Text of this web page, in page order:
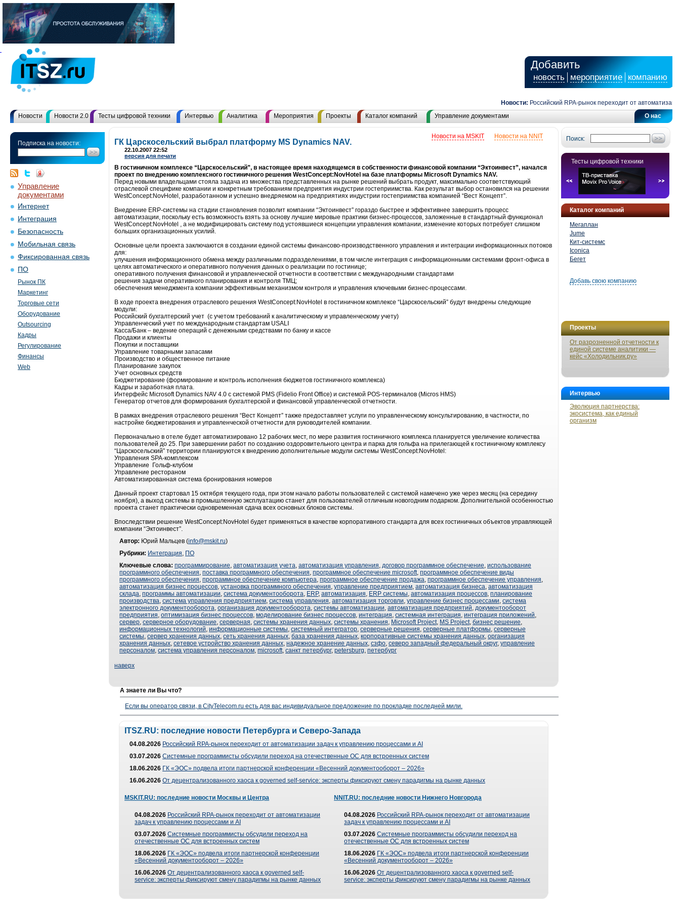
Добавить
новость мероприятие компанию
Новости: Российский RPA-рынок переходит от автоматизации
О нас
Новости Новости 2.0 Тесты цифровой техники Интервью Аналитика Мероприятия Проекты Каталог компаний Управление документами
Подписка на новости:
Управление
документами
Интернет
Интеграция
Безопасность
Мобильная связь
Фиксированная связь
ПО
Рынок ПК
Маркетинг
Торговые сети
Оборудование
Outsourcing
Кадры
Регулирование
Финансы
Web
Поиск:
Тесты цифровой техники
Каталог компаний
Мегаплан
Jume
Кит-системс
Iconica
Бегет
Добавь свою компанию
Проекты
От разрозненной отчетности к
единой системе аналитики —
кейс «Холодильник.ру»
Интервью
Эволюция партнерства:
экосистема, как единый
организм
Новости на NNIT
Новости на MSKIT
ГК Царскосельский выбрал платформу MS Dynamics NAV.
22.10.2007 22:52
версия для печати
В гостиничном комплексе “Царскосельский”, в настоящее время находящемся в собственности финансовой компании “Эктоинвест”, начался
проект по внедрению комплексного гостиничного решения WestConcept:NovHotel на базе платформы Microsoft Dynamics NAV.
Перед новыми владельцами стояла задача из множества представленных на рынке решений выбрать продукт, максимально соответствующий
отраслевой специфике компании и конкретным требованиям предприятия индустрии гостеприимства. Как результат выбор остановился на решении
WestConcept:NovHotel, разработанном и успешно внедряемом на предприятиях индустрии гостеприимства компанией “Вест Концепт”.
Внедрение ERP-системы на стадии становления позволит компании “Эктоинвест” гораздо быстрее и эффективнее завершить процесс
автоматизации, поскольку есть возможность взять за основу лучшие мировые практики бизнес-процессов, заложенные в стандартный функционал
WestConcept:NovHotel , а не модифицировать систему под устоявшиеся концепции управления компании, изменение которых потребует слишком
больших организационных усилий.
Основные цели проекта заключаются в создании единой системы финансово-производственного управления и интеграции информационных потоков
для:
улучшения информационного обмена между различными подразделениями, в том числе интеграция с информационными системами фронт-офиса в
целях автоматического и оперативного получения данных о реализации по гостинице;
оперативного получения финансовой и управленческой отчетности в соответствии с международными стандартами
решения задачи оперативного планирования и контроля ТМЦ;
обеспечения менеджмента компании эффективным механизмом контроля и управления ключевыми бизнес-процессами.
В ходе проекта внедрения отраслевого решения WestConcept:NovHotel в гостиничном комплексе “Царскосельский” будут внедрены следующие
модули:
Российский бухгалтерский учет (с учетом требований к аналитическому и управленческому учету)
Управленческий учет по международным стандартам USALI
Касса/Банк – ведение операций с денежными средствами по банку и кассе
Продажи и клиенты
Покупки и поставщики
Управление товарными запасами
Производство и общественное питание
Планирование закупок
Учет основных средств
Бюджетирование (формирование и контроль исполнения бюджетов гостиничного комплекса)
Кадры и заработная плата.
Интерфейс Microsoft Dynamics NAV 4.0 с системой PMS (Fidelio Front Office) и системой POS-терминалов (Micros HMS)
Генератор отчетов для формирования бухгалтерской и финансовой управленческой отчетности.
В рамках внедрения отраслевого решения “Вест Концепт” также предоставляет услуги по управленческому консультированию, в частности, по
настройке бюджетирования и управленческой отчетности для руководителей компании.
Первоначально в отеле будет автоматизировано 12 рабочих мест, по мере развития гостиничного комплекса планируется увеличение количества
пользователей до 25. При завершении работ по созданию оздоровительного центра и парка для гольфа на прилегающей к гостиничному комплексу
“Царскосельский” территории планируются к внедрению дополнительные модули системы WestСoncept:NovHotel:
Управления SPA-комплексом
Управление Гольф-клубом
Управление рестораном
Автоматизированная система бронирования номеров
Данный проект стартовал 15 октября текущего года, при этом начало работы пользователей с системой намечено уже через месяц (на середину
ноября), а выход системы в промышленную эксплуатацию станет для пользователей отличным новогодним подарком. Дополнительной особенностью
проекта станет практически одновременная сдача всех основных блоков системы.
Впоследствии решение WestConcept:NovHotel будет применяться в качестве корпоративного стандарта для всех гостиничных объектов управляющей
компании “Эктоинвест”.
Автор: Юрий Мальцев (info@mskit.ru)
Рубрики: Интеграция, ПО
Ключевые слова: программирование, автоматизация учета, автоматизация управления, договор программное обеспечение, использование
программного обеспечения, поставка программного обеспечения, программное обеспечение microsoft, программное обеспечение виды
программного обеспечения, программное обеспечение компьютера, программное обеспечение продажа, программное обеспечение управления,
автоматизация бизнес процессов, установка программного обеспечения, управление предприятием, автоматизация бизнеса, автоматизация
склада, программы автоматизации, система документооборота, ERP, автоматизация, ERP системы, автоматизация процессов, планирование
производства, система управления предприятием, система управления, автоматизация торговли, управление бизнес процессами, система
электронного документооборота, организация документооборота, системы автоматизации, автоматизация предприятий, документооборот
предприятия, оптимизация бизнес процессов, моделирование бизнес процессов, интеграция, системная интеграция, интеграция приложений,
сервер, серверное оборудование, серверная, системы хранения данных, системы хранения, Microsoft Project, MS Project, бизнес решение,
информационных технологий, информационные системы, системный интегратор, серверные решения, серверные платформы, серверные
системы, сервер хранения данных, сеть хранения данных, база хранения данных, корпоративные системы хранения данных, организация
хранения данных, сетевое устройство хранения данных, надежное хранение данных, сзфо, северо западный федеральный округ, управление
персоналом, система управления персоналом, microsoft, санкт петербург, petersburg, петербург
наверх
А знаете ли Вы что?
Если вы оператор связи, в CityTelecom.ru есть для вас индивидуальное предложение по прокладке последней мили.
ITSZ.RU: последние новости Петербурга и Северо-Запада
04.08.2026 Российский RPA-рынок переходит от автоматизации задач к управлению процессами и AI
03.07.2026 Системные программисты обсудили переход на отечественные ОС для встроенных систем
18.06.2026 ГК «ЭОС» подвела итоги партнерской конференции «Весенний документооборот – 2026»
16.06.2026 От децентрализованного хаоса к governed self-service: эксперты фиксируют смену парадигмы на рынке данных
MSKIT.RU: последние новости Москвы и Центра
04.08.2026 Российский RPA-рынок переходит от автоматизации
задач к управлению процессами и AI
03.07.2026 Системные программисты обсудили переход на
отечественные ОС для встроенных систем
18.06.2026 ГК «ЭОС» подвела итоги партнерской конференции
«Весенний документооборот – 2026»
16.06.2026 От децентрализованного хаоса к governed self-
service: эксперты фиксируют смену парадигмы на рынке данных
NNIT.RU: последние новости Нижнего Новгорода
04.08.2026 Российский RPA-рынок переходит от автоматизации
задач к управлению процессами и AI
03.07.2026 Системные программисты обсудили переход на
отечественные ОС для встроенных систем
18.06.2026 ГК «ЭОС» подвела итоги партнерской конференции
«Весенний документооборот – 2026»
16.06.2026 От децентрализованного хаоса к governed self-
service: эксперты фиксируют смену парадигмы на рынке данных